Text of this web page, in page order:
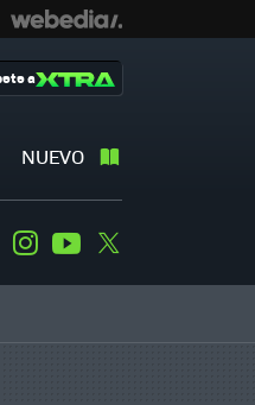
NUEVO
a
TelegramInstagramYoutube